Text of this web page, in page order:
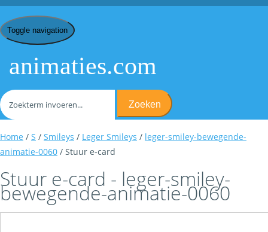
Toggle navigation
animaties.com
Zoeken
Home / S / Smileys / Leger Smileys / leger-smiley-bewegende-
animatie-0060 / Stuur e-card
Stuur e-card - leger-smiley-
bewegende-animatie-0060